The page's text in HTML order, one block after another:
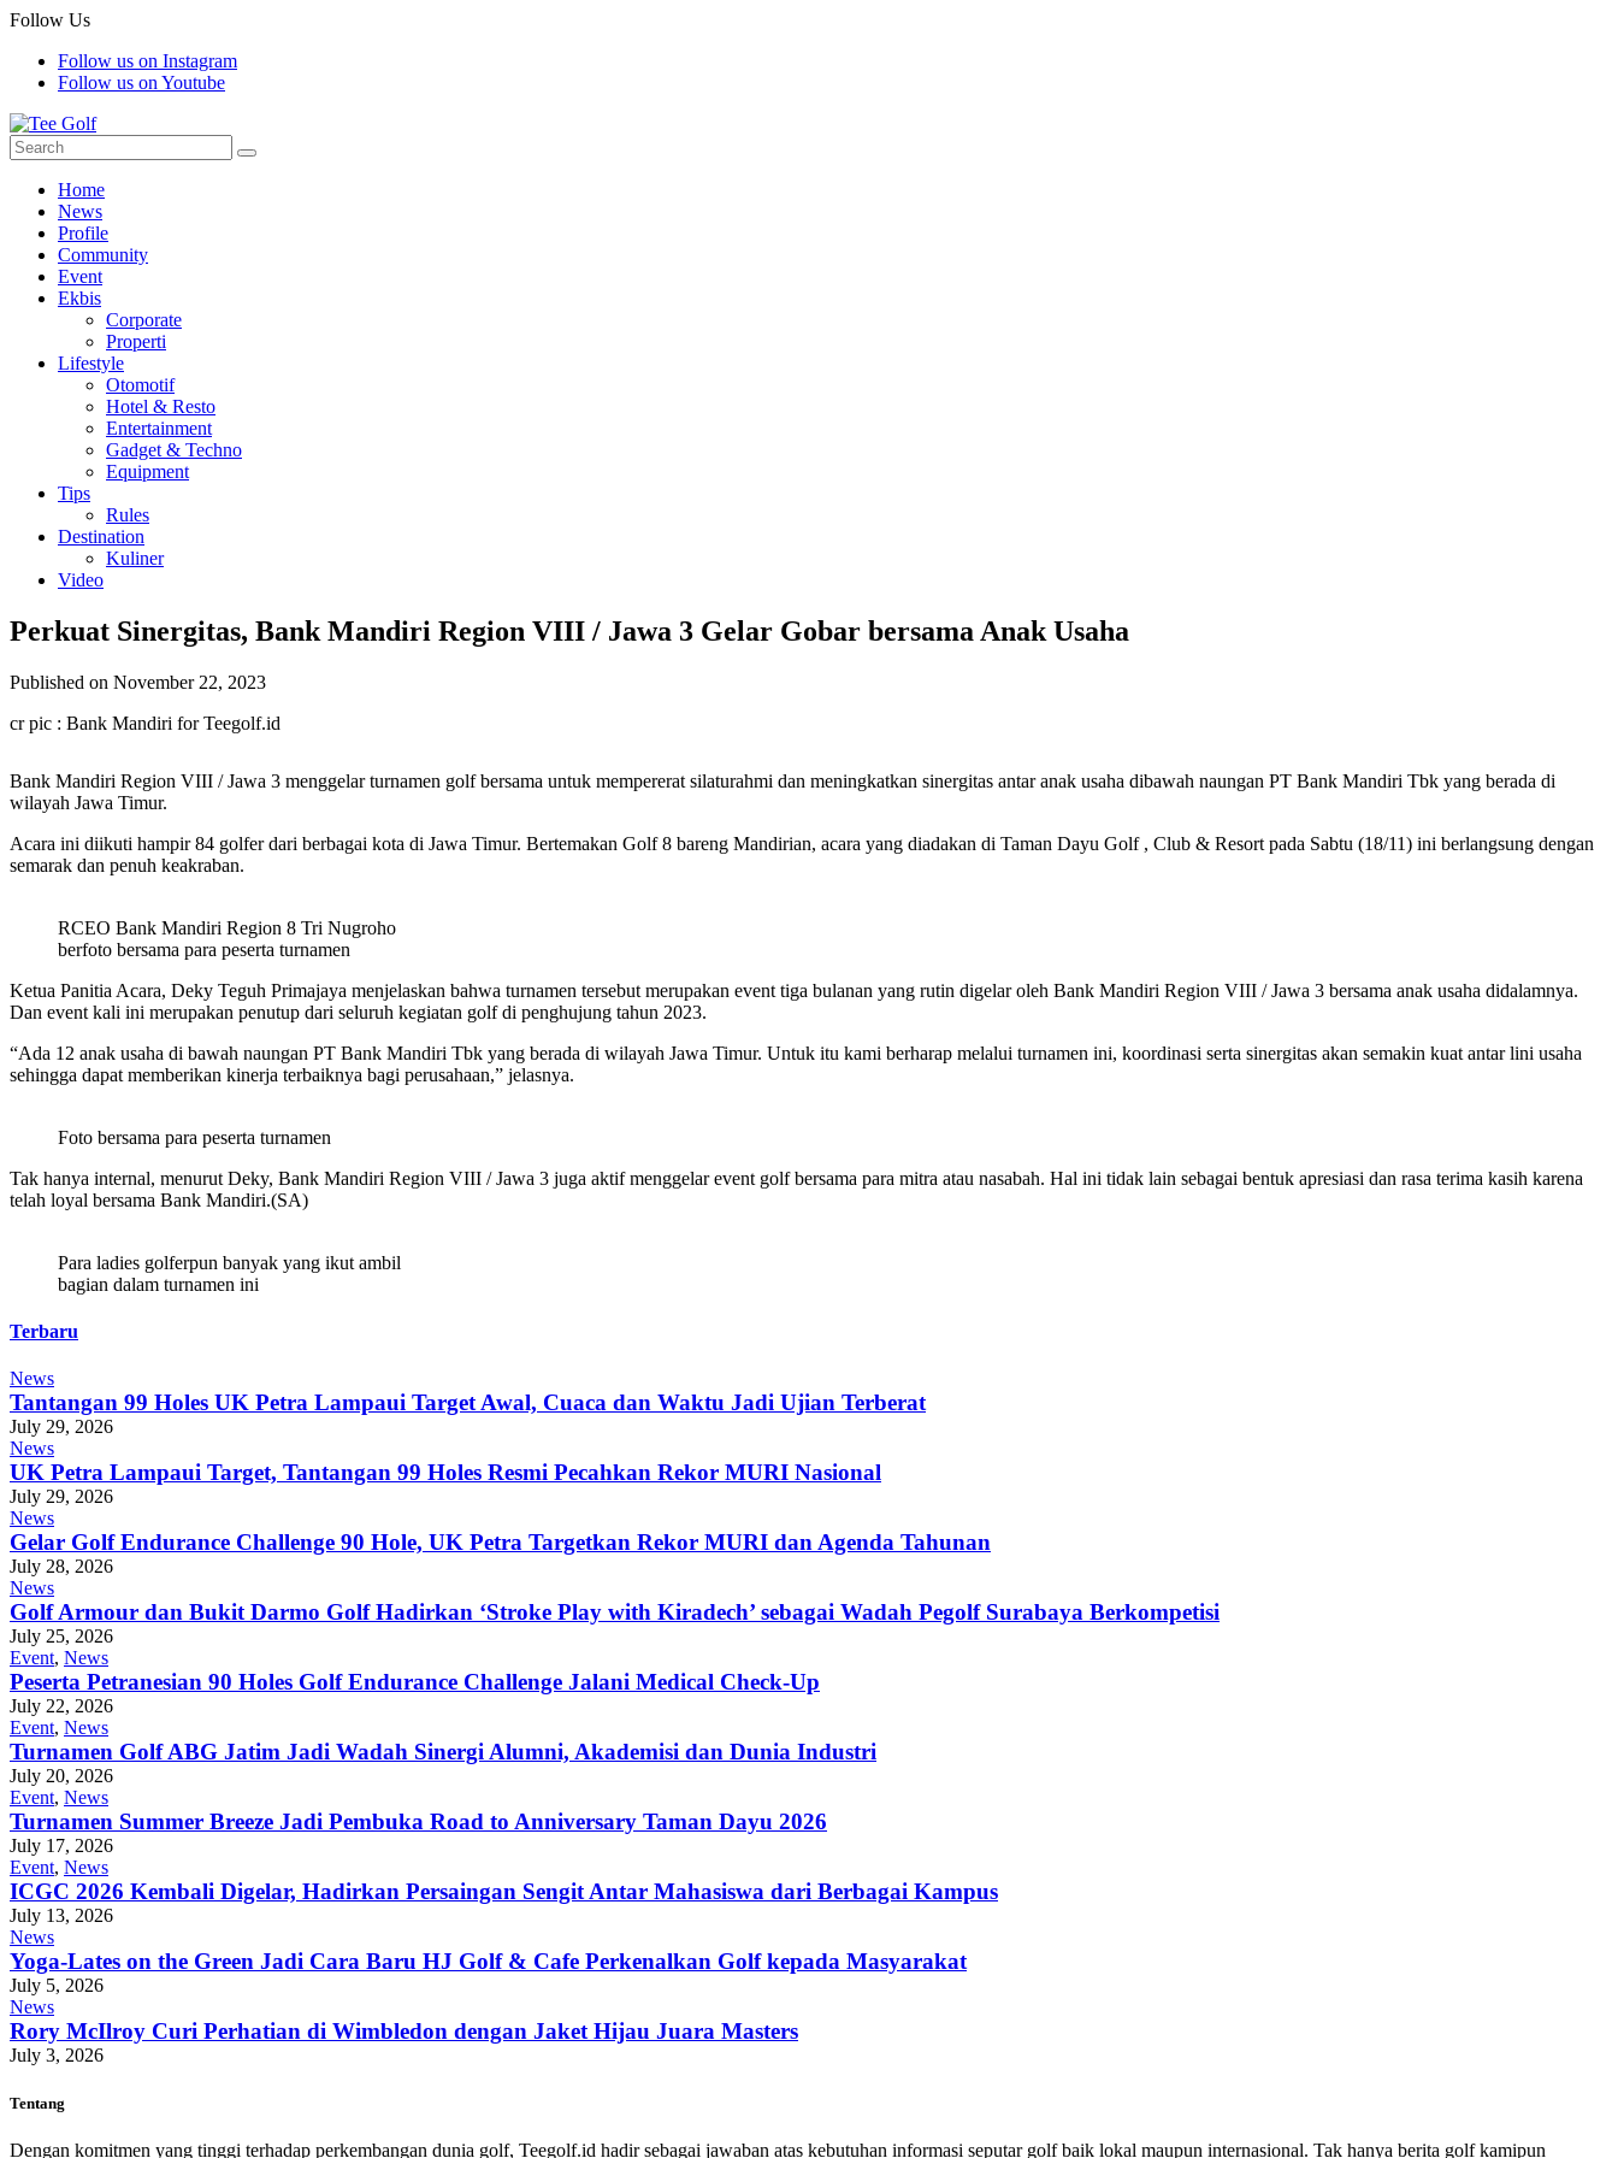
Follow Us
Follow us on Instagram
Follow us on Youtube
Home
News
Profile
Community
Event
Ekbis
Corporate
Properti
Lifestyle
Otomotif
Hotel & Resto
Entertainment
Gadget & Techno
Equipment
Tips
Rules
Destination
Kuliner
Video
Perkuat Sinergitas, Bank Mandiri Region VIII / Jawa 3 Gelar Gobar bersama Anak Usaha
Published on November 22, 2023
cr pic : Bank Mandiri for Teegolf.id
Bank Mandiri Region VIII / Jawa 3 menggelar turnamen golf bersama untuk mempererat silaturahmi dan meningkatkan sinergitas antar anak usaha dibawah naungan PT Bank Mandiri Tbk yang berada di
wilayah Jawa Timur.
Acara ini diikuti hampir 84 golfer dari berbagai kota di Jawa Timur. Bertemakan Golf 8 bareng Mandirian, acara yang diadakan di Taman Dayu Golf , Club & Resort pada Sabtu (18/11) ini berlangsung dengan
semarak dan penuh keakraban.
RCEO Bank Mandiri Region 8 Tri Nugroho
berfoto bersama para peserta turnamen
Ketua Panitia Acara, Deky Teguh Primajaya menjelaskan bahwa turnamen tersebut merupakan event tiga bulanan yang rutin digelar oleh Bank Mandiri Region VIII / Jawa 3 bersama anak usaha didalamnya.
Dan event kali ini merupakan penutup dari seluruh kegiatan golf di penghujung tahun 2023.
“Ada 12 anak usaha di bawah naungan PT Bank Mandiri Tbk yang berada di wilayah Jawa Timur. Untuk itu kami berharap melalui turnamen ini, koordinasi serta sinergitas akan semakin kuat antar lini usaha
sehingga dapat memberikan kinerja terbaiknya bagi perusahaan,” jelasnya.
Foto bersama para peserta turnamen
Tak hanya internal, menurut Deky, Bank Mandiri Region VIII / Jawa 3 juga aktif menggelar event golf bersama para mitra atau nasabah. Hal ini tidak lain sebagai bentuk apresiasi dan rasa terima kasih karena
telah loyal bersama Bank Mandiri.(SA)
Para ladies golferpun banyak yang ikut ambil
bagian dalam turnamen ini
Terbaru
News
Tantangan 99 Holes UK Petra Lampaui Target Awal, Cuaca dan Waktu Jadi Ujian Terberat
July 29, 2026
News
UK Petra Lampaui Target, Tantangan 99 Holes Resmi Pecahkan Rekor MURI Nasional
July 29, 2026
News
Gelar Golf Endurance Challenge 90 Hole, UK Petra Targetkan Rekor MURI dan Agenda Tahunan
July 28, 2026
News
Golf Armour dan Bukit Darmo Golf Hadirkan ‘Stroke Play with Kiradech’ sebagai Wadah Pegolf Surabaya Berkompetisi
July 25, 2026
Event, News
Peserta Petranesian 90 Holes Golf Endurance Challenge Jalani Medical Check-Up
July 22, 2026
Event, News
Turnamen Golf ABG Jatim Jadi Wadah Sinergi Alumni, Akademisi dan Dunia Industri
July 20, 2026
Event, News
Turnamen Summer Breeze Jadi Pembuka Road to Anniversary Taman Dayu 2026
July 17, 2026
Event, News
ICGC 2026 Kembali Digelar, Hadirkan Persaingan Sengit Antar Mahasiswa dari Berbagai Kampus
July 13, 2026
News
Yoga-Lates on the Green Jadi Cara Baru HJ Golf & Cafe Perkenalkan Golf kepada Masyarakat
July 5, 2026
News
Rory McIlroy Curi Perhatian di Wimbledon dengan Jaket Hijau Juara Masters
July 3, 2026
Tentang
Dengan komitmen yang tinggi terhadap perkembangan dunia golf, Teegolf.id hadir sebagai jawaban atas kebutuhan informasi seputar golf baik lokal maupun internasional. Tak hanya berita golf kamipun